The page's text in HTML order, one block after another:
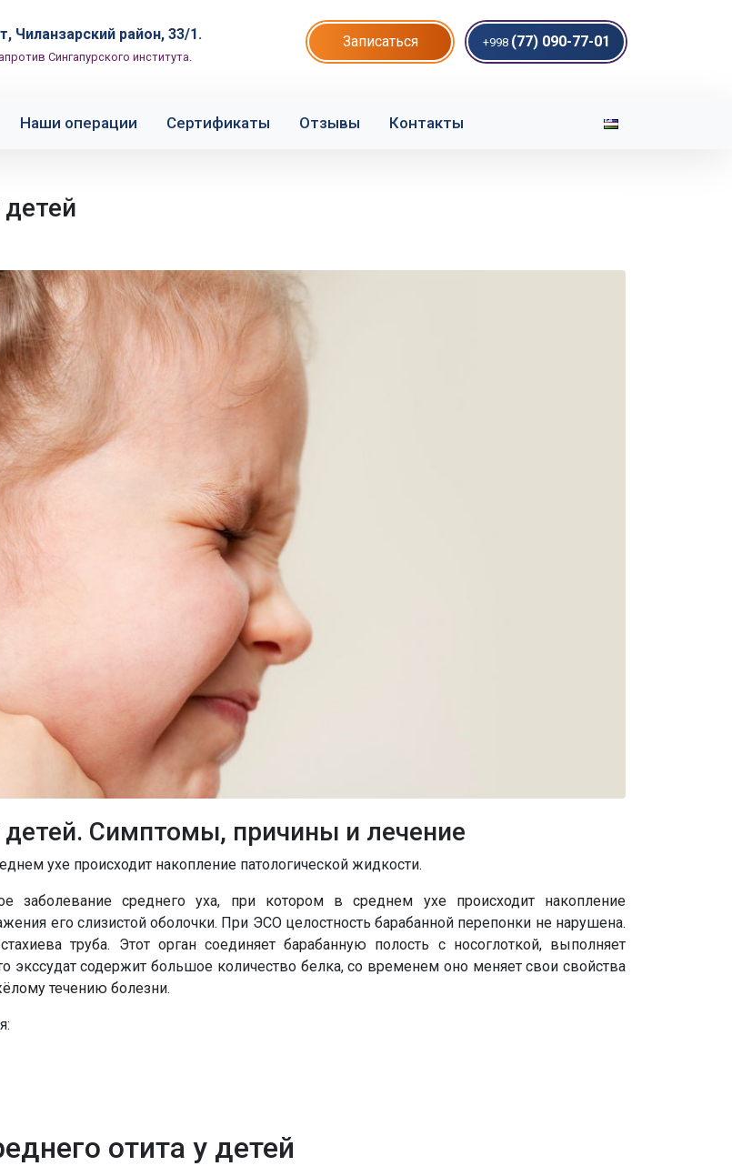
Чиланзарский район, 33/1.
Сингапурского института.
Записаться +998 (77) 090-77-01
Наши операции Сертификаты Отзывы Контакты
Симптомы, причины и лечение
ухе происходит накопление патологической жидкости.
заболевание среднего уха, при котором в среднем ухе происходит накопление
его слизистой оболочки. При ЭСО целостность барабанной перепонки не нарушена.
труба. Этот орган соединяет барабанную полость с носоглоткой, выполняет
содержит большое количество белка, со временем оно меняет свои свойства
течению болезни.
отита у детей
Напишите в наш общий чат
Специалистов
врачи с радостью проконсультируют Вас!
специалисту нет, спасибо